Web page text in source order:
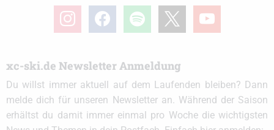
instagramfacebook spotify youtube
xc-ski.de Newsletter Anmeldung
Du willst immer aktuell auf dem Laufenden bleiben? Dann
melde dich für unseren Newsletter an. Während der Saison
erhältst du damit immer einmal pro Woche die wichtigsten